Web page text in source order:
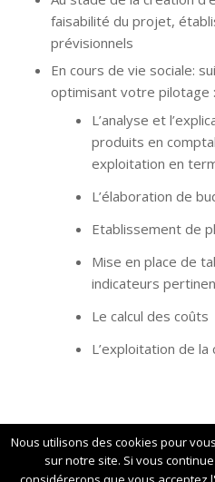
faisabilité du projet,
prévisionnels
En cours de vie sociale:
optimisant votre pilotage :
L’analyse et
produits en
exploitation en
L’élaboration de
Etablissement de
Mise en place de
indicateurs
Le calcul des coûts
L’exploitation de
© MMEC Expert Comptable 2016
Nous utilisons des cookies pour
sur notre site. Si vous